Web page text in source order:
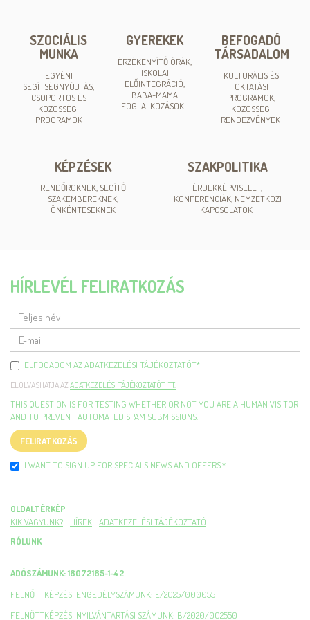
SZOCIÁLIS
MUNKA
EGYÉNI
SEGÍTSÉGNYÚJTÁS,
CSOPORTOS ÉS
KÖZÖSSÉGI
PROGRAMOK
GYEREKEK
ÉRZÉKENYÍTŐ ÓRÁK,
ISKOLAI
ELŐINTEGRÁCIÓ,
BABA-MAMA
FOGLALKOZÁSOK
BEFOGADÓ
TÁRSADALOM
KULTURÁLIS ÉS
OKTATÁSI
PROGRAMOK,
KÖZÖSSÉGI
RENDEZVÉNYEK
KÉPZÉSEK
RENDŐRÖKNEK, SEGÍTŐ
SZAKEMBEREKNEK,
ÖNKÉNTESEKNEK
SZAKPOLITIKA
ÉRDEKKÉPVISELET,
KONFERENCIÁK, NEMZETKÖZI
KAPCSOLATOK
HÍRLEVÉL FELIRATKOZÁS
TELJES
NÉV
MAIL
ELFOGADOM AZ ADATKEZELÉSI TÁJÉKOZTATÓT*
ELOLVASHATJA AZ ADATKEZELÉSI TÁJÉKOZTATÓT ITT.
THIS QUESTION IS FOR TESTING WHETHER OR NOT YOU ARE A HUMAN VISITOR
AND TO PREVENT AUTOMATED SPAM SUBMISSIONS.
FELIRATKOZÁS
I WANT TO SIGN UP FOR SPECIALS NEWS AND OFFERS.*
OLDALTÉRKÉP
KIK VAGYUNK?
HÍREK
ADATKEZELÉSI TÁJÉKOZTATÓ
RÓLUNK
ADÓSZÁMUNK: 18072165-1-42
FELNŐTTKÉPZÉSI ENGEDÉLYSZÁMUNK: E/2025/000055
FELNŐTTKÉPZÉSI NYILVÁNTARTÁSI SZÁMUNK: B/2020/002550